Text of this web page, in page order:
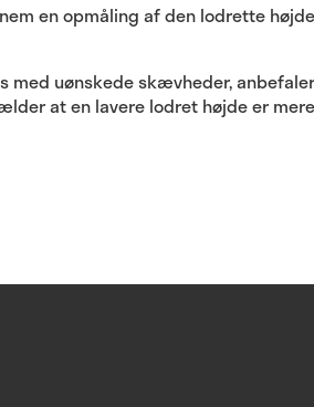
en opmåling af den lodrette
med uønskede skævheder,
at en lavere lodret højde er